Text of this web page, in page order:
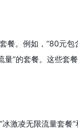
。例如，“80元包
”的套餐。这些套
激凌无限流量套餐